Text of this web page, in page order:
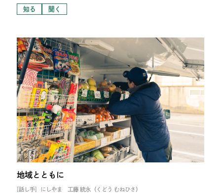
知る 聞く
地域とともに
[話し手] にしやま 工藤 統永（くどう むねひさ）